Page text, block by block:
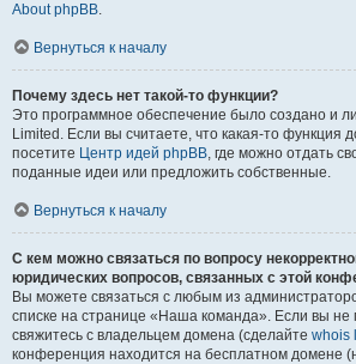
About phpBB.
Вернуться к началу
Почему здесь нет такой-то функции?
Это программное обеспечение было создано и
Limited. Если вы считаете, что какая-то функция
посетите Центр идей phpBB, где можно отдать
поданные идеи или предложить собственные.
Вернуться к началу
С кем можно связаться по вопросу
юридических вопросов, связанных с этой
Вы можете связаться с любым из
списке на странице «Наша команда». Если вы не
свяжитесь с владельцем домена (сделайте whois
конференция находится на бесплатном домене